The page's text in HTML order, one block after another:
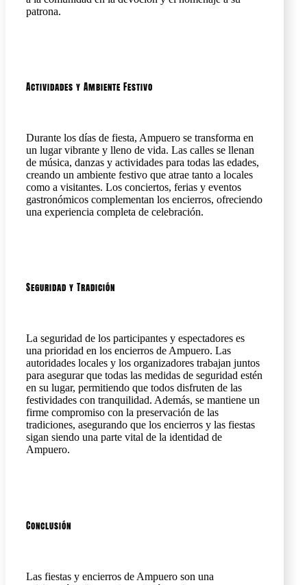
patrona.
Actividades y Ambiente Festivo
Durante los días de fiesta, Ampuero se transforma en
un lugar vibrante y lleno de vida. Las calles se llenan
de música, danzas y actividades para todas las edades,
creando un ambiente festivo que atrae tanto a locales
como a visitantes. Los conciertos, ferias y eventos
gastronómicos complementan los encierros, ofreciendo
una experiencia completa de celebración.
Seguridad y Tradición
La seguridad de los participantes y espectadores es
una prioridad en los encierros de Ampuero. Las
autoridades locales y los organizadores trabajan juntos
para asegurar que todas las medidas de seguridad estén
en su lugar, permitiendo que todos disfruten de las
festividades con tranquilidad. Además, se mantiene un
firme compromiso con la preservación de las
tradiciones, asegurando que los encierros y las fiestas
sigan siendo una parte vital de la identidad de
Ampuero.
Conclusión
Las fiestas y encierros de Ampuero son una